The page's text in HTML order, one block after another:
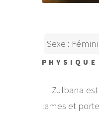
Sexe :
PHYSIQUE
Zulbana
lames et